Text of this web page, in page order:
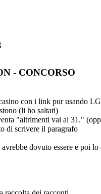
- CONCORSO
con i link pur usando
(li ho saltati)
"altrimenti vai al 31."
di scrivere il paragrafo
dovuto essere e poi